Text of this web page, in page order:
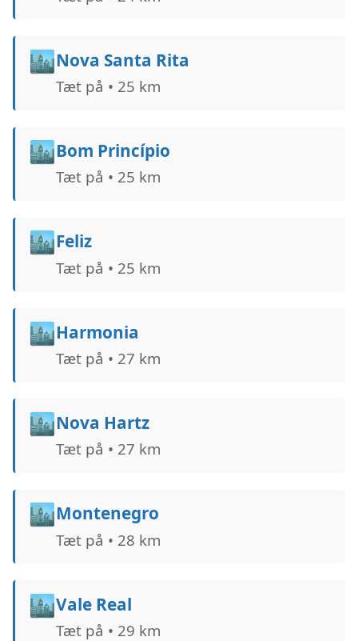
🏙️Nova Santa Rita
Tæt på • 25 km
🏙️Bom Princípio
Tæt på • 25 km
🏙️Feliz
Tæt på • 25 km
🏙️Harmonia
Tæt på • 27 km
🏙️Nova Hartz
Tæt på • 27 km
🏙️Montenegro
Tæt på • 28 km
🏙️Vale Real
Tæt på • 29 km